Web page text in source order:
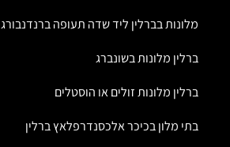
מלונות בברלין ליד שדה תעופה ברנדנבורג
ברלין מלונות בשונברג
ברלין מלונות זולים או הוסטלים
בתי מלון בכיכר אלכסנדרפלאץ ברלין